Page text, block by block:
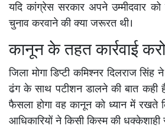
यदि कांग्रेस सरकार अपने उम्मीदवार को
चुनाव करवाने की क्या जरूरत थी।
कानून के तहत कार्रवाई
जिला मोगा डिप्टी कमिश्नर दिलराज सिंह
ढंग के साथ पटीशन डालने की बात कही
फैसला होगा वह कानून को ध्यान में रखते
आधिकारियों ने किसी किस्म की धक्केशाही